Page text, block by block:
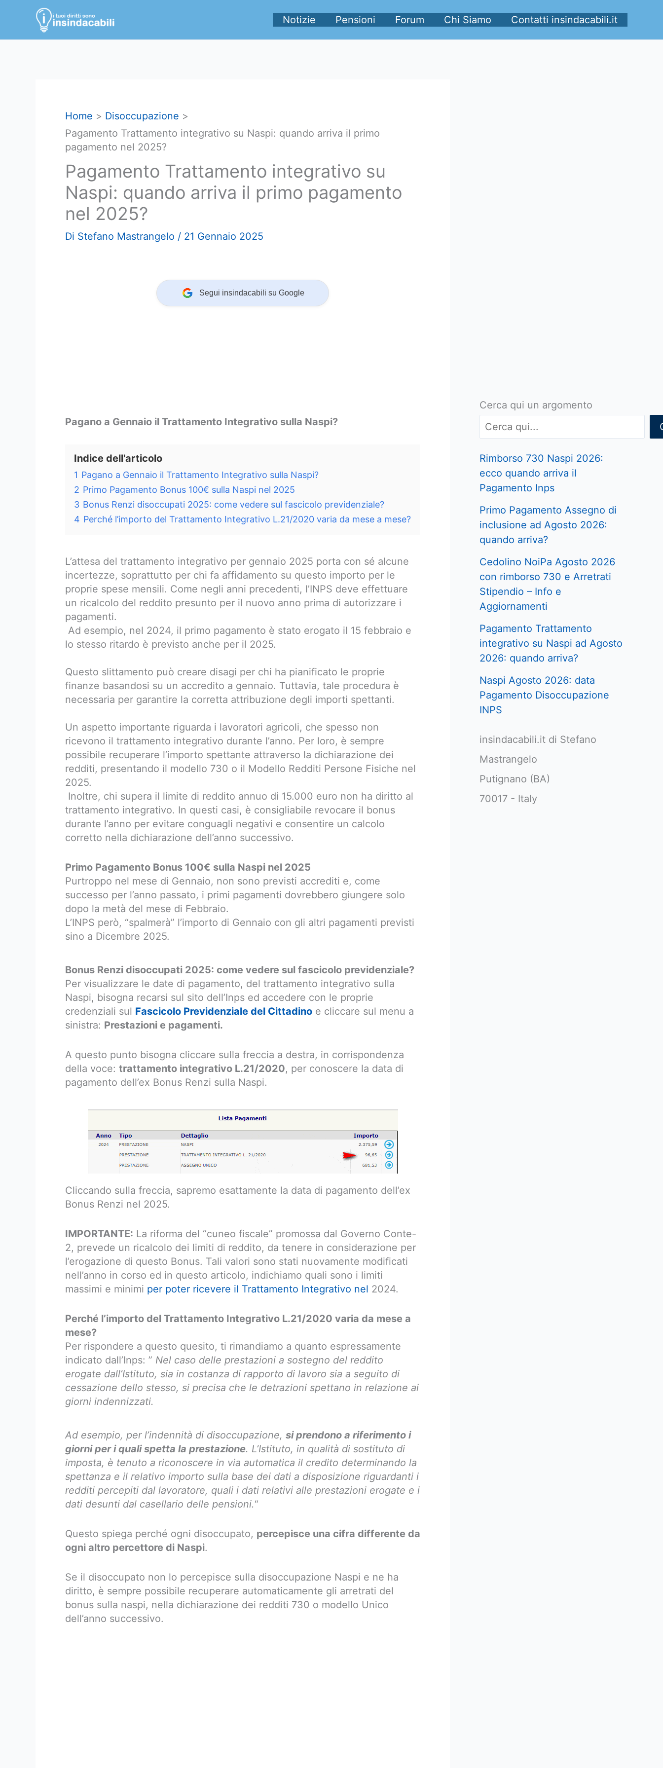
contenuto
Notizie Pensioni Forum Chi Siamo Contatti insindacabili.it
Home
Disoccupazione
Pagamento Trattamento integrativo su Naspi: quando arriva il primo
pagamento nel 2025?
Pagamento Trattamento integrativo su
Naspi: quando arriva il primo pagamento
nel 2025?
Di Stefano Mastrangelo / 21 Gennaio 2025
Segui insindacabili su Google
Pagano a Gennaio il Trattamento Integrativo sulla Naspi?
Indice dell'articolo
1 Pagano a Gennaio il Trattamento Integrativo sulla Naspi?
2 Primo Pagamento Bonus 100€ sulla Naspi nel 2025
3 Bonus Renzi disoccupati 2025: come vedere sul fascicolo previdenziale?
4 Perché l’importo del Trattamento Integrativo L.21/2020 varia da mese a mese?
L’attesa del trattamento integrativo per gennaio 2025 porta con sé alcune
incertezze, soprattutto per chi fa affidamento su questo importo per le
proprie spese mensili. Come negli anni precedenti, l’INPS deve effettuare
un ricalcolo del reddito presunto per il nuovo anno prima di autorizzare i
pagamenti.
Ad esempio, nel 2024, il primo pagamento è stato erogato il 15 febbraio e
lo stesso ritardo è previsto anche per il 2025.
Questo slittamento può creare disagi per chi ha pianificato le proprie
finanze basandosi su un accredito a gennaio. Tuttavia, tale procedura è
necessaria per garantire la corretta attribuzione degli importi spettanti.
Un aspetto importante riguarda i lavoratori agricoli, che spesso non
ricevono il trattamento integrativo durante l’anno. Per loro, è sempre
possibile recuperare l’importo spettante attraverso la dichiarazione dei
redditi, presentando il modello 730 o il Modello Redditi Persone Fisiche nel
2025.
Inoltre, chi supera il limite di reddito annuo di 15.000 euro non ha diritto al
trattamento integrativo. In questi casi, è consigliabile revocare il bonus
durante l’anno per evitare conguagli negativi e consentire un calcolo
corretto nella dichiarazione dell’anno successivo.
Primo Pagamento Bonus 100€ sulla Naspi nel 2025
Purtroppo nel mese di Gennaio, non sono previsti accrediti e, come
successo per l’anno passato, i primi pagamenti dovrebbero giungere solo
dopo la metà del mese di Febbraio.
L’INPS però, “spalmerà” l’importo di Gennaio con gli altri pagamenti previsti
sino a Dicembre 2025.
Bonus Renzi disoccupati 2025: come vedere sul fascicolo previdenziale?
Per visualizzare le date di pagamento, del trattamento integrativo sulla
Naspi, bisogna recarsi sul sito dell’Inps ed accedere con le proprie
credenziali sul Fascicolo Previdenziale del Cittadino e cliccare sul menu a
sinistra: Prestazioni e pagamenti.
A questo punto bisogna cliccare sulla freccia a destra, in corrispondenza
della voce: trattamento integrativo L.21/2020, per conoscere la data di
pagamento dell’ex Bonus Renzi sulla Naspi.
Cliccando sulla freccia, sapremo esattamente la data di pagamento dell’ex
Bonus Renzi nel 2025.
IMPORTANTE: La riforma del “cuneo fiscale” promossa dal Governo Conte-
2, prevede un ricalcolo dei limiti di reddito, da tenere in considerazione per
l’erogazione di questo Bonus. Tali valori sono stati nuovamente modificati
nell’anno in corso ed in questo articolo, indichiamo quali sono i limiti
massimi e minimi per poter ricevere il Trattamento Integrativo nel 2024.
Perché l’importo del Trattamento Integrativo L.21/2020 varia da mese a
mese?
Per rispondere a questo quesito, ti rimandiamo a quanto espressamente
indicato dall’Inps: ” Nel caso delle prestazioni a sostegno del reddito
erogate dall’Istituto, sia in costanza di rapporto di lavoro sia a seguito di
cessazione dello stesso, si precisa che le detrazioni spettano in relazione ai
giorni indennizzati.
Ad esempio, per l’indennità di disoccupazione, si prendono a riferimento i
giorni per i quali spetta la prestazione. L’Istituto, in qualità di sostituto di
imposta, è tenuto a riconoscere in via automatica il credito determinando la
spettanza e il relativo importo sulla base dei dati a disposizione riguardanti i
redditi percepiti dal lavoratore, quali i dati relativi alle prestazioni erogate e i
dati desunti dal casellario delle pensioni.“
Questo spiega perché ogni disoccupato, percepisce una cifra differente da
ogni altro percettore di Naspi.
Se il disoccupato non lo percepisce sulla disoccupazione Naspi e ne ha
diritto, è sempre possibile recuperare automaticamente gli arretrati del
bonus sulla naspi, nella dichiarazione dei redditi 730 o modello Unico
dell’anno successivo.
Cerca qui un argomento
Rimborso 730 Naspi 2026:
ecco quando arriva il
Pagamento Inps
Primo Pagamento Assegno di
inclusione ad Agosto 2026:
quando arriva?
Cedolino NoiPa Agosto 2026
con rimborso 730 e Arretrati
Stipendio – Info e
Aggiornamenti
Pagamento Trattamento
integrativo su Naspi ad Agosto
2026: quando arriva?
Naspi Agosto 2026: data
Pagamento Disoccupazione
INPS
insindacabili.it di Stefano
Mastrangelo
Putignano (BA)
70017 - Italy